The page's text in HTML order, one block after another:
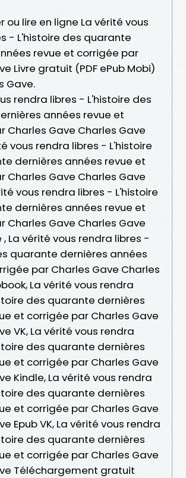
ou lire en ligne La vérité vous
- L'histoire des quarante
revue et corrigée par
Livre gratuit (PDF ePub Mobi)
Gave.
rendra libres - L'histoire des
années revue et
Charles Gave Charles Gave
vous rendra libres - L'histoire
dernières années revue et
Charles Gave Charles Gave
vous rendra libres - L'histoire
dernières années revue et
Charles Gave Charles Gave
, La vérité vous rendra libres -
quarante dernières années
par Charles Gave Charles
La vérité vous rendra
des quarante dernières
et corrigée par Charles Gave
VK, La vérité vous rendra
des quarante dernières
et corrigée par Charles Gave
Kindle, La vérité vous rendra
des quarante dernières
et corrigée par Charles Gave
Epub VK, La vérité vous rendra
des quarante dernières
et corrigée par Charles Gave
Téléchargement gratuit